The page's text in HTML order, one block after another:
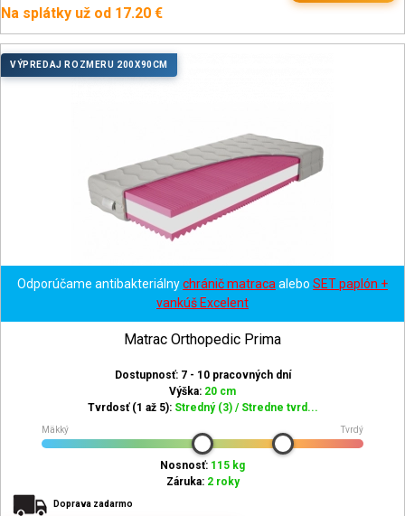
Na splátky už od 17.20 €
VÝPREDAJ ROZMERU 200X90CM
Odporúčame antibakteriálnychránič matraca alebo SET paplón +
vankúš Excelent
Matrac Orthopedic Prima
Dostupnosť: 7 - 10 pracovných dní
Výška: 20 cm
Tvrdosť (1 až 5): Stredný (3) / Stredne tvrd...
Mäkký Tvrdý
Nosnosť: 115 kg
Záruka: 2 roky
Doprava zadarmo